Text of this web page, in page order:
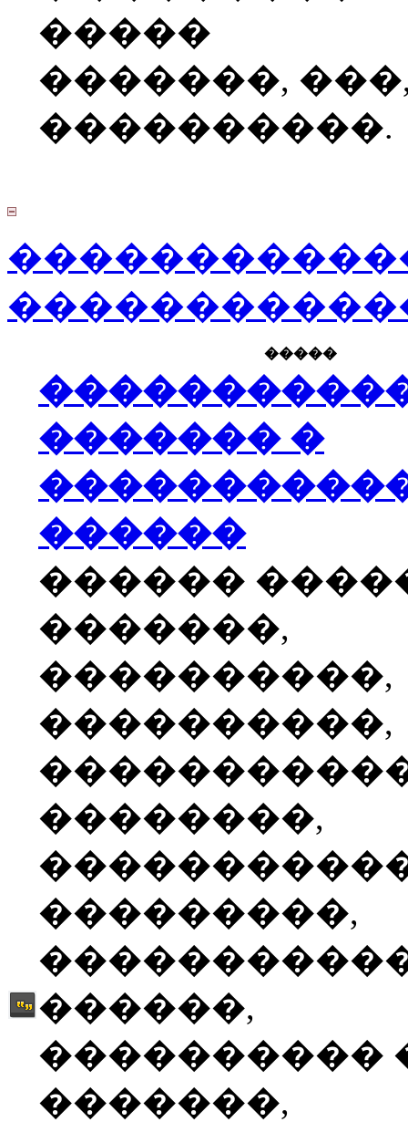
�����
�������,
����������.
�����
������� �
������
������
�������,
����������,
����������,
��������,
���������,
������,
����������
�������,